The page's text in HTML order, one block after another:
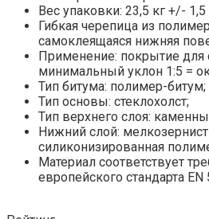
Вес упаковки: 23,5 кг +/- 1,5
Гибкая черепица из
самоклеящаяся нижняя
Применение: покрытие
минимальный уклон 1:5 =
Тип битума: полимер-битум;
Тип основы: стеклохолст;
Тип верхнего слоя:
Нижний слой:
силиконизированная
Материал соответствует
европейского стандарта EN